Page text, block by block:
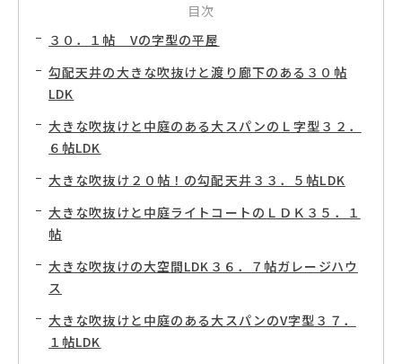
目次
３０．１帖 Vの字型の平屋
勾配天井の大きな吹抜けと渡り廊下のある３０帖
LDK
大きな吹抜けと中庭のある大スパンのＬ字型３２．
６帖LDK
大きな吹抜け２０帖！の勾配天井３３．５帖LDK
大きな吹抜けと中庭ライトコートのＬＤＫ３５．１
帖
大きな吹抜けの大空間LDK３６．７帖ガレージハウ
ス
大きな吹抜けと中庭のある大スパンのV字型３７．
１帖LDK